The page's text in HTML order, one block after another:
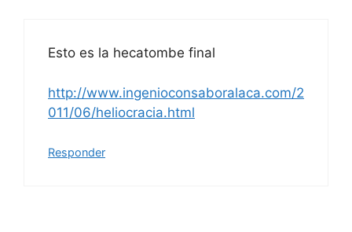
Esto es la hecatombe final
http://www.ingenioconsaboralaca.com/2
011/06/heliocracia.html
Responder